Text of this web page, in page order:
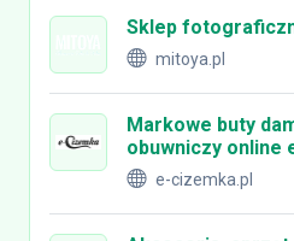
Sklep
mitoya.pl
Markowe buty
obuwniczy online
e-cizemka.pl